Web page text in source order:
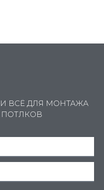
ВСЁ ДЛЯ МОНТАЖА